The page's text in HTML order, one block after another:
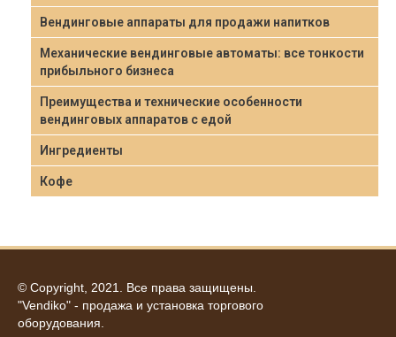
Вендинговые аппараты для продажи напитков
Механические вендинговые автоматы: все тонкости
прибыльного бизнеса
Преимущества и технические особенности
вендинговых аппаратов с едой
Ингредиенты
Кофе
© Copyright, 2021. Все права защищены.
"Vendiko" - продажа и установка торгового
оборудования.